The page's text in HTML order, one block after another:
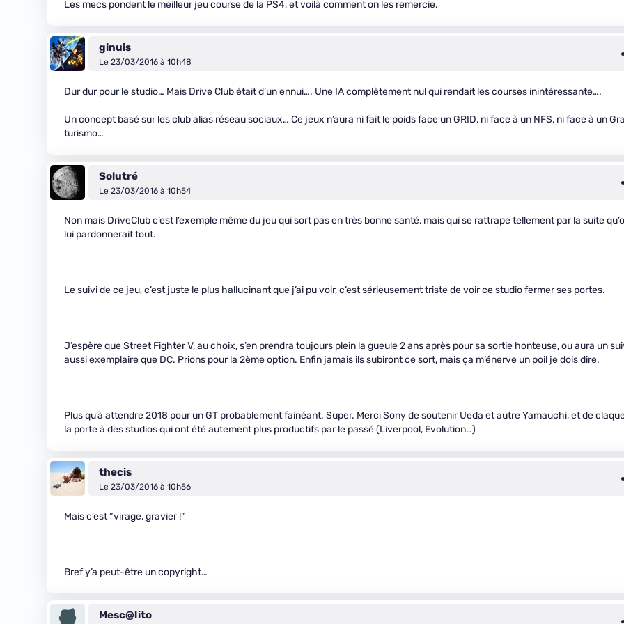
Les mecs pondent le meilleur jeu course de la PS4, et voilà comment on les remercie.
ginuis
Le 23/03/2016 à 10h48
Dur dur pour le studio… Mais Drive Club était d’un ennui…. Une IA complètement nul qui rendait les courses inintéressante….
Un concept basé sur les club alias réseau sociaux… Ce jeux n’aura ni fait le poids face un GRID, ni face à un NFS, ni face à un
turismo…
Solutré
Le 23/03/2016 à 10h54
Non mais DriveClub c’est l’exemple même du jeu qui sort pas en très bonne santé, mais qui se rattrape tellement par la suite
lui pardonnerait tout.
Le suivi de ce jeu, c’est juste le plus hallucinant que j’ai pu voir, c’est sérieusement triste de voir ce studio fermer ses portes.
J’espère que Street Fighter V, au choix, s’en prendra toujours plein la gueule 2 ans après pour sa sortie honteuse, ou aura un
aussi exemplaire que DC. Prions pour la 2ème option. Enfin jamais ils subiront ce sort, mais ça m’énerve un poil je dois dire.
Plus qu’à attendre 2018 pour un GT probablement fainéant. Super. Merci Sony de soutenir Ueda et autre Yamauchi, et de
la porte à des studios qui ont été autement plus productifs par le passé (Liverpool, Evolution…)
thecis
Le 23/03/2016 à 10h56
Mais c’est “virage, gravier !”
Bref y’a peut-être un copyright…
Mesc@lito